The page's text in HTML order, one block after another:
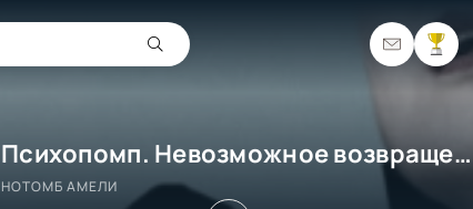
Психопомп. Невозможное возвращение - Амели Нотомб
НОТОМБ АМЕЛИ